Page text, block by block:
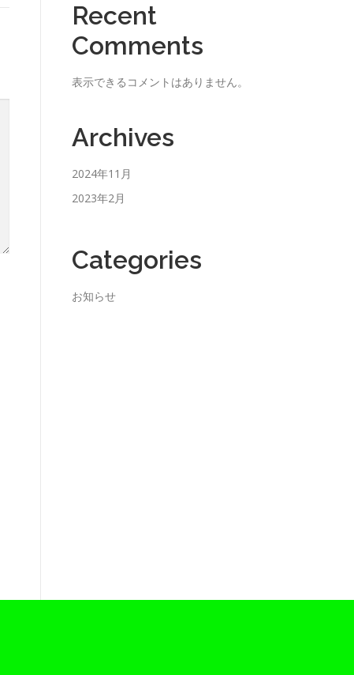
Recent
Comments
表示できるコメントはありません。
Archives
2024年11月
2023年2月
Categories
お知らせ